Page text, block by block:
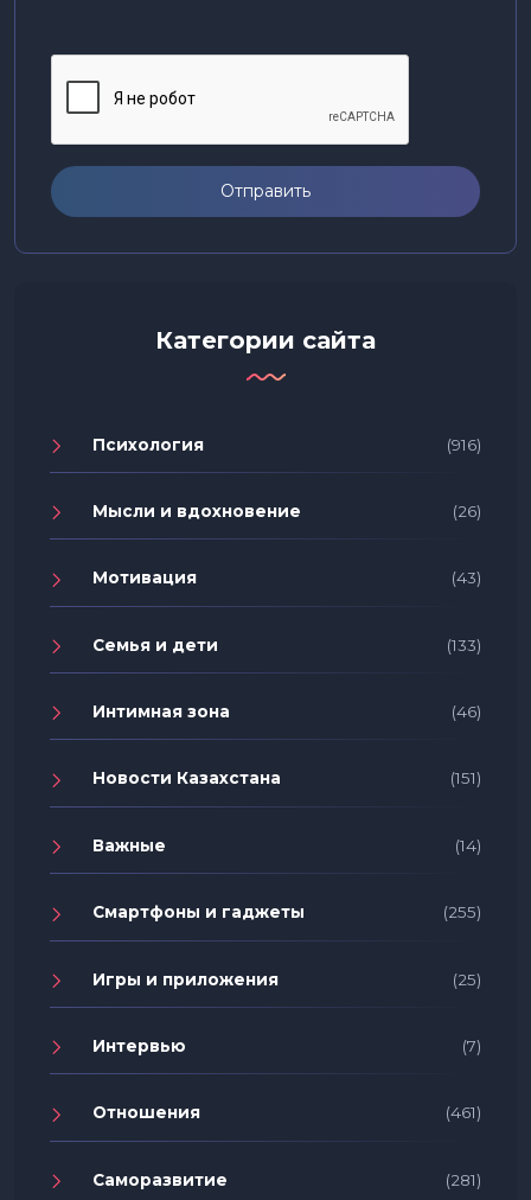
Отправить
Категории сайта
Психология (916)
Мысли и вдохновение (26)
Мотивация (43)
Семья и дети (133)
Интимная зона (46)
Новости Казахстана (151)
Важные (14)
Смартфоны и гаджеты (255)
Игры и приложения (25)
Интервью (7)
Отношения (461)
Саморазвитие (281)